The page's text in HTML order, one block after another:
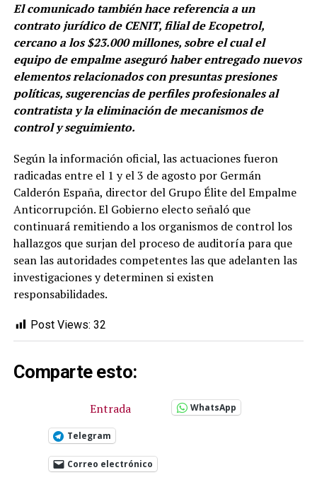
El comunicado también hace referencia a un
contrato jurídico de CENIT, filial de Ecopetrol,
cercano a los $23.000 millones, sobre el cual el
equipo de empalme aseguró haber entregado nuevos
elementos relacionados con presuntas presiones
políticas, sugerencias de perfiles profesionales al
contratista y la eliminación de mecanismos de
control y seguimiento.
Según la información oficial, las actuaciones fueron
radicadas entre el 1 y el 3 de agosto por Germán
Calderón España, director del Grupo Élite del Empalme
Anticorrupción. El Gobierno electo señaló que
continuará remitiendo a los organismos de control los
hallazgos que surjan del proceso de auditoría para que
sean las autoridades competentes las que adelanten las
investigaciones y determinen si existen
responsabilidades.
Post Views: 32
Comparte esto:
Entrada WhatsApp
Telegram
Correo electrónico